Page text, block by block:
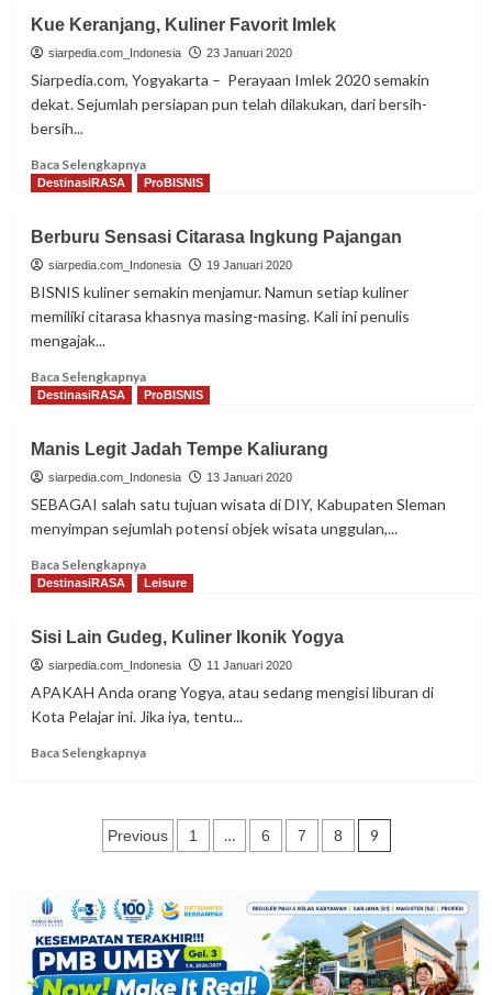
Lezatnya
Nasi
Kebuli
Kue Keranjang, Kuliner Favorit Imlek
siarpedia.com_Indonesia 23 Januari 2020
Siarpedia.com, Yogyakarta – Perayaan Imlek 2020 semakin
dekat. Sejumlah persiapan pun telah dilakukan, dari bersih-
bersih...
Baca SelengkapnyaRead
more
Keranjang,
Kuliner
Favorit
Imlek
DestinasiRASA ProBISNIS
Berburu Sensasi Citarasa Ingkung Pajangan
siarpedia.com_Indonesia 19 Januari 2020
BISNIS kuliner semakin menjamur. Namun setiap kuliner
memiliki citarasa khasnya masing-masing. Kali ini penulis
mengajak...
Baca SelengkapnyaRead
more
Sensasi
Citarasa
Ingkung
Pajangan
DestinasiRASA ProBISNIS
Manis Legit Jadah Tempe Kaliurang
siarpedia.com_Indonesia 13 Januari 2020
SEBAGAI salah satu tujuan wisata di DIY, Kabupaten Sleman
menyimpan sejumlah potensi objek wisata unggulan,...
Baca SelengkapnyaRead
more
Legit
Jadah
Tempe
Kaliurang
DestinasiRASA Leisure
Sisi Lain Gudeg, Kuliner Ikonik Yogya
siarpedia.com_Indonesia 11 Januari 2020
APAKAH Anda orang Yogya, atau sedang mengisi liburan di
Kota Pelajar ini. Jika iya, tentu...
Baca SelengkapnyaRead
Lain
Gudeg,
Ikonik
Yogya
Paginasi
Previous 1 … 6 7 8 9